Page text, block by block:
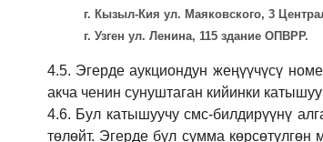
г. Кызыл-Кия ул. Маяковского, 3
г. Узген ул. Ленина, 115 здание ОПВРР.
4.5. Эгерде аукциондун жеңүүчүсү
акча ченин сунуштаган кийинки
4.6. Бул катышуучу смс-билдирүүнү
төлөйт. Эгерде бул сумма